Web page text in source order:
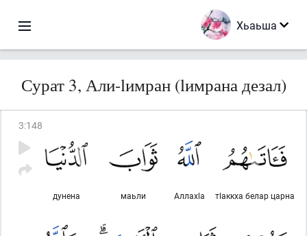
Хьаьша
Сурат 3, Али-lимран (lимрана дезал)
3:148
тlаккха белар царна
Аллахlа
маьли
дунена